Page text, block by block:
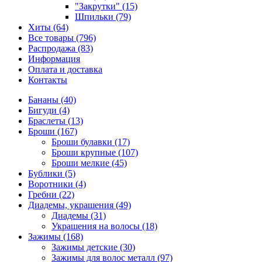
"Закрутки" (15)
Шпильки (79)
Хиты (64)
Все товары (796)
Распродажа (83)
Информация
Оплата и доставка
Контакты
Бананы (40)
Бигуди (4)
Браслеты (13)
Броши (167)
Броши булавки (17)
Броши крупные (107)
Броши мелкие (45)
Бублики (5)
Воротники (4)
Гребни (22)
Диадемы, украшения (49)
Диадемы (31)
Украшения на волосы (18)
Зажимы (168)
Зажимы детские (30)
Зажимы для волос металл (97)